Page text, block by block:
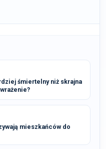
śmiertelny niż skrajna
mieszkańców do